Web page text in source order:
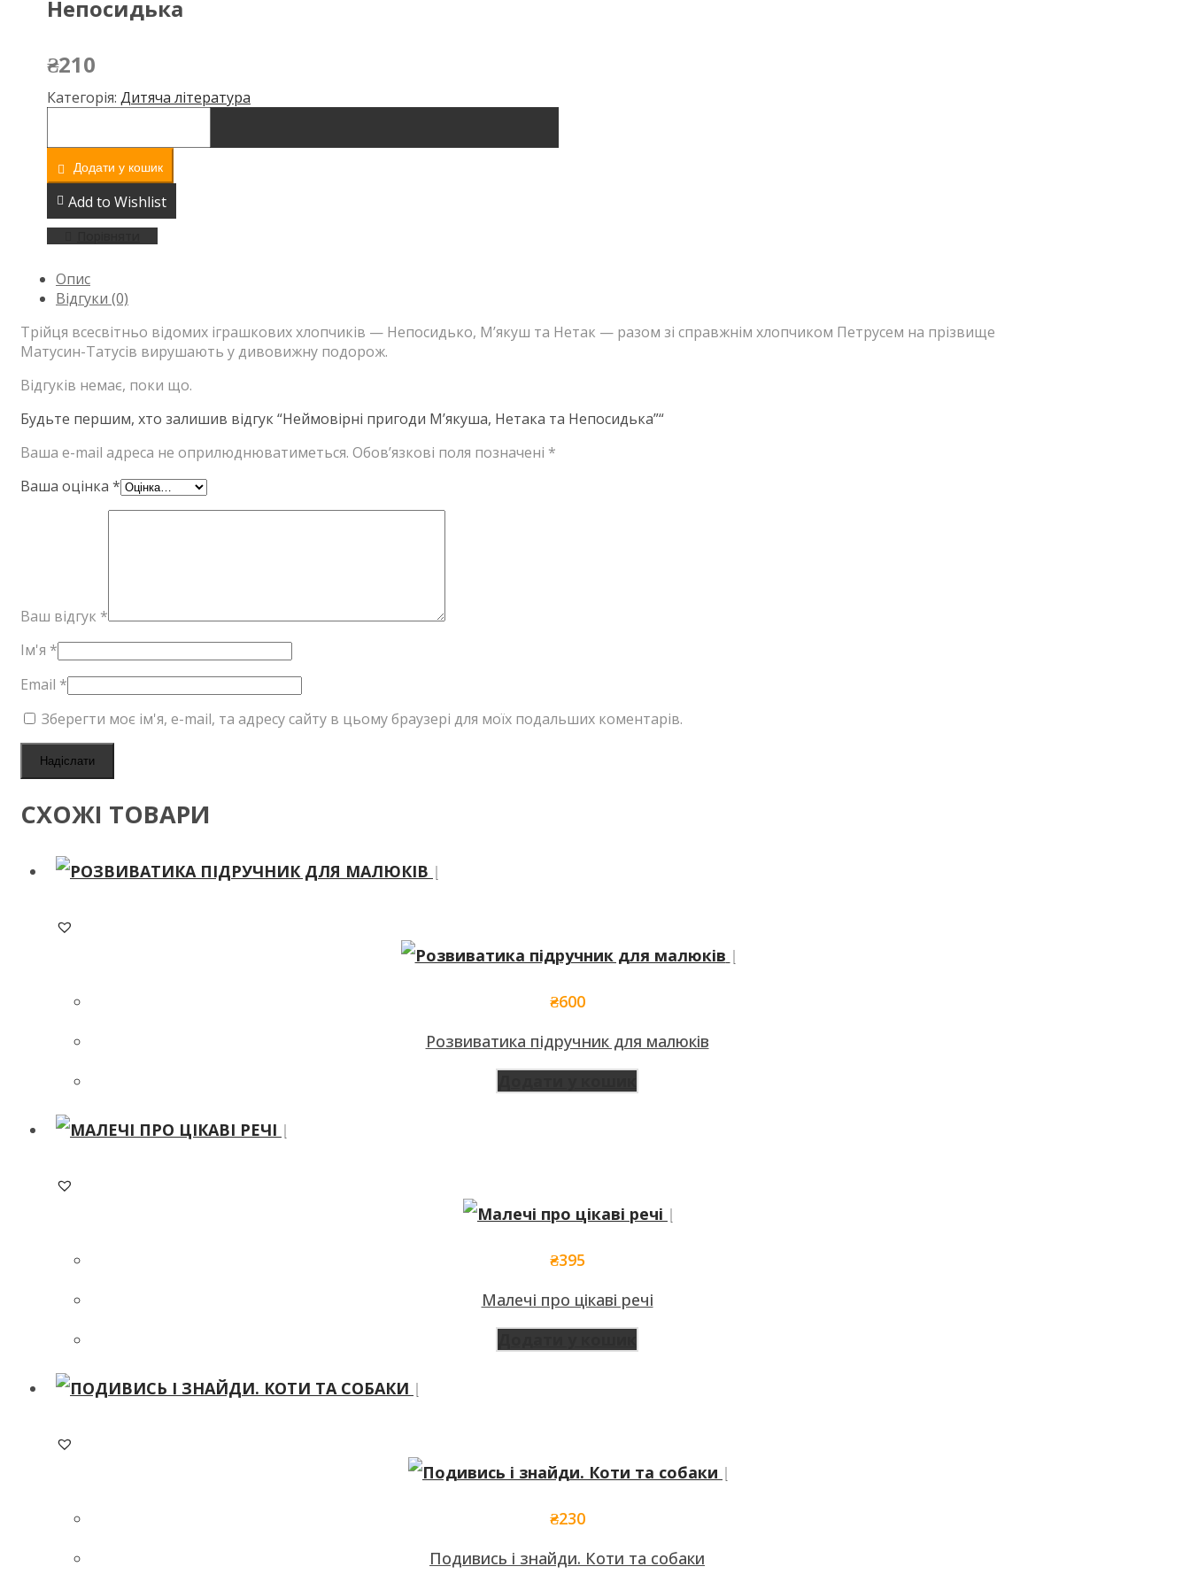
Непосидька
₴210
Категорія: Дитяча література
Нетака
та
Непосидька
кількість
Додати у кошик
Add to Wishlist
Опис
Відгуки (0)
Трійця всесвітньо відомих іграшкових хлопчиків — Непосидько, М’якуш та Нетак — разом зі справжнім хлопчиком Петрусем на прізвище
Матусин-Татусів вирушають у дивовижну подорож.
Відгуків немає, поки що.
Будьте першим, хто залишив відгук “Неймовірні пригоди М’якуша, Нетака та Непосидька”“
Ваша e-mail адреса не оприлюднюватиметься. Обов’язкові поля позначені *
Ваша оцінка *
Ваш відгук *
Ім'я *
Email *
Зберегти моє ім'я, e-mail, та адресу сайту в цьому браузері для моїх подальших коментарів.
СХОЖІ ТОВАРИ
₴600
Розвиватика підручник для малюків
₴395
Малечі про цікаві речі
₴230
Подивись і знайди. Коти та собаки